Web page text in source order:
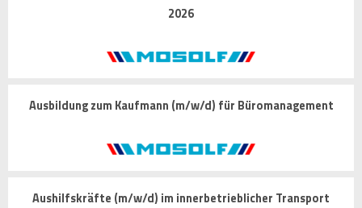
2026
Ausbildung zum Kaufmann (m/w/d) für Büromanagement
Aushilfskräfte (m/w/d) im innerbetrieblicher Transport